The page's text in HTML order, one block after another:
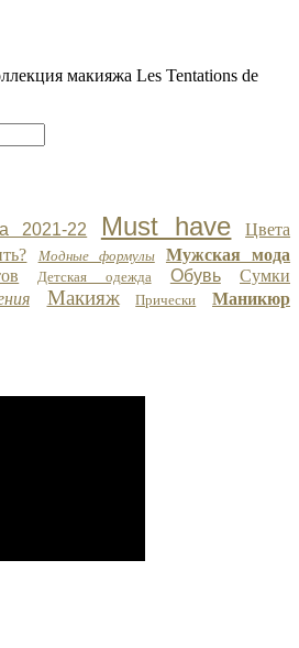
макияжа Les Tentations de
2021-22 Must have Цвета
Модные формулы
Мужская мода
Детская одежда Обувь Сумки
Макияж Прически
Маникюр